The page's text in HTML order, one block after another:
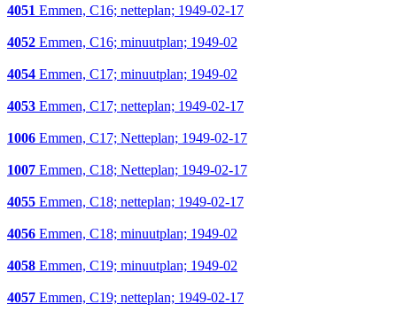
4051 Emmen, C16; netteplan; 1949-02-17
4052 Emmen, C16; minuutplan; 1949-02
4054 Emmen, C17; minuutplan; 1949-02
4053 Emmen, C17; netteplan; 1949-02-17
1006 Emmen, C17; Netteplan; 1949-02-17
1007 Emmen, C18; Netteplan; 1949-02-17
4055 Emmen, C18; netteplan; 1949-02-17
4056 Emmen, C18; minuutplan; 1949-02
4058 Emmen, C19; minuutplan; 1949-02
4057 Emmen, C19; netteplan; 1949-02-17